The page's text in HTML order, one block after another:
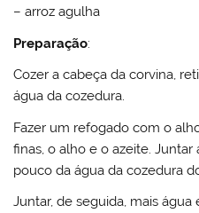
– arroz agulha
Preparação:
Cozer a cabeça da corvina,
água da cozedura.
Fazer um refogado com o
finas, o alho e o azeite.
pouco da água da cozedura
Juntar, de seguida, mais